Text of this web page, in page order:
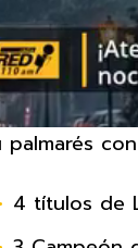
palmarés con
4 títulos de